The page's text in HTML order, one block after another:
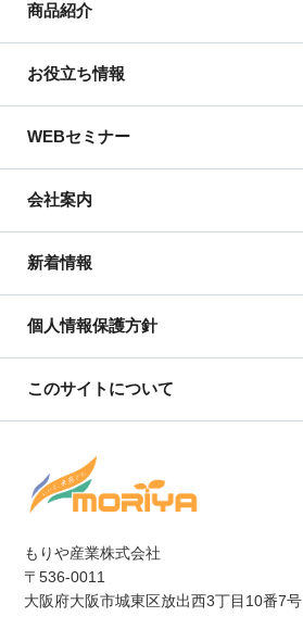
もりや産業株式会社
〒536-0011
大阪府大阪市城東区放出西3丁目10番7号
商品紹介
お役立ち情報
WEBセミナー
会社案内
新着情報
個人情報保護方針
このサイトについて